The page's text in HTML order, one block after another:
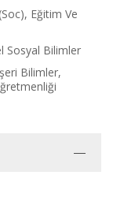
Eğitim Ve
Sosyal Bilimler
Bilimler,